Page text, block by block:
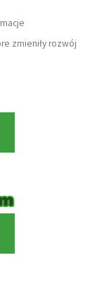
zmieniły rozwój